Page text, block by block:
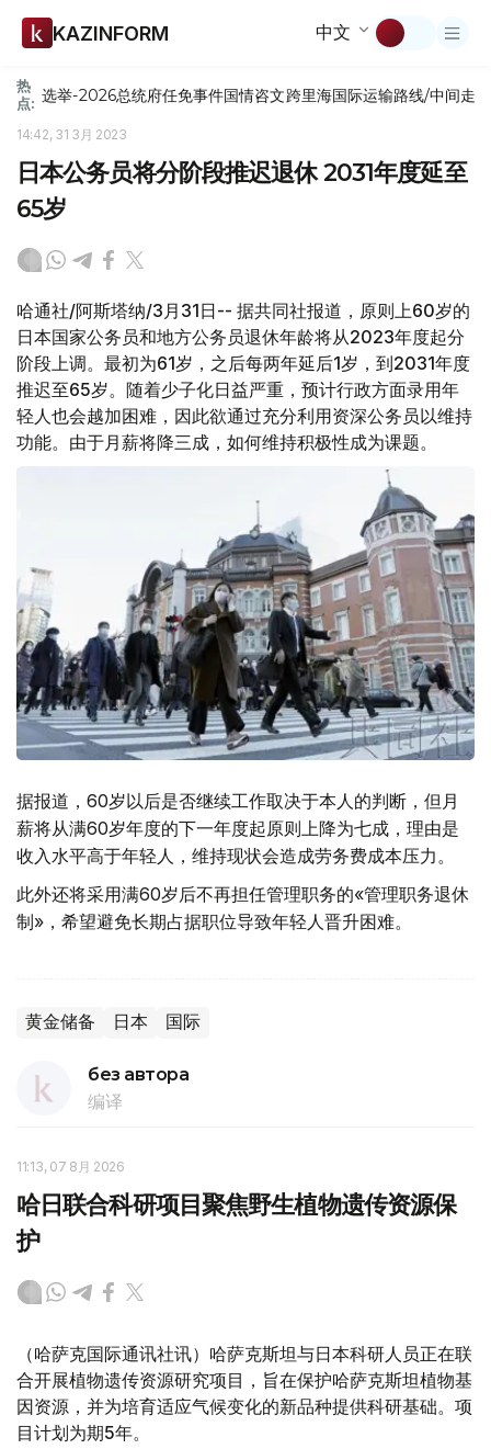
KAZINFORM 中文
热
点: 选举-2026总统府任免事件国情咨文跨里海国际运输路线/中间走廊
14:42, 31 3月 2023
日本公务员将分阶段推迟退休 2031年度延至
65岁
哈通社/阿斯塔纳/3月31日-- 据共同社报道，原则上60岁的
日本国家公务员和地方公务员退休年龄将从2023年度起分
阶段上调。最初为61岁，之后每两年延后1岁，到2031年度
推迟至65岁。随着少子化日益严重，预计行政方面录用年
轻人也会越加困难，因此欲通过充分利用资深公务员以维持
功能。由于月薪将降三成，如何维持积极性成为课题。
据报道，60岁以后是否继续工作取决于本人的判断，但月
薪将从满60岁年度的下一年度起原则上降为七成，理由是
收入水平高于年轻人，维持现状会造成劳务费成本压力。
此外还将采用满60岁后不再担任管理职务的«管理职务退休
制»，希望避免长期占据职位导致年轻人晋升困难。
黄金储备 日本 国际
без автора
编译
11:13, 07 8月 2026
哈日联合科研项目聚焦野生植物遗传资源保
护
（哈萨克国际通讯社讯）哈萨克斯坦与日本科研人员正在联
合开展植物遗传资源研究项目，旨在保护哈萨克斯坦植物基
因资源，并为培育适应气候变化的新品种提供科研基础。项
目计划为期5年。